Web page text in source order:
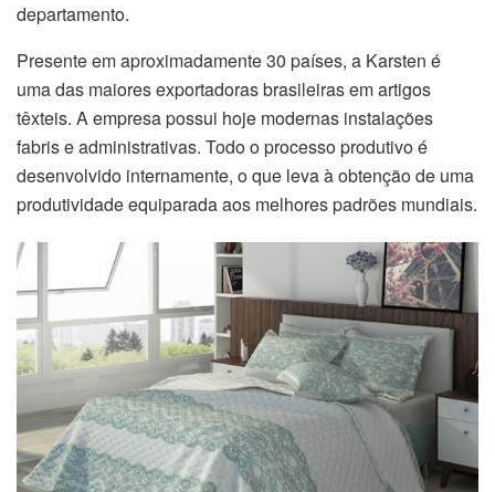
departamento.
Presente em aproximadamente 30 países, a Karsten é
uma das maiores exportadoras brasileiras em artigos
têxteis. A empresa possui hoje modernas instalações
fabris e administrativas. Todo o processo produtivo é
desenvolvido internamente, o que leva à obtenção de uma
produtividade equiparada aos melhores padrões mundiais.